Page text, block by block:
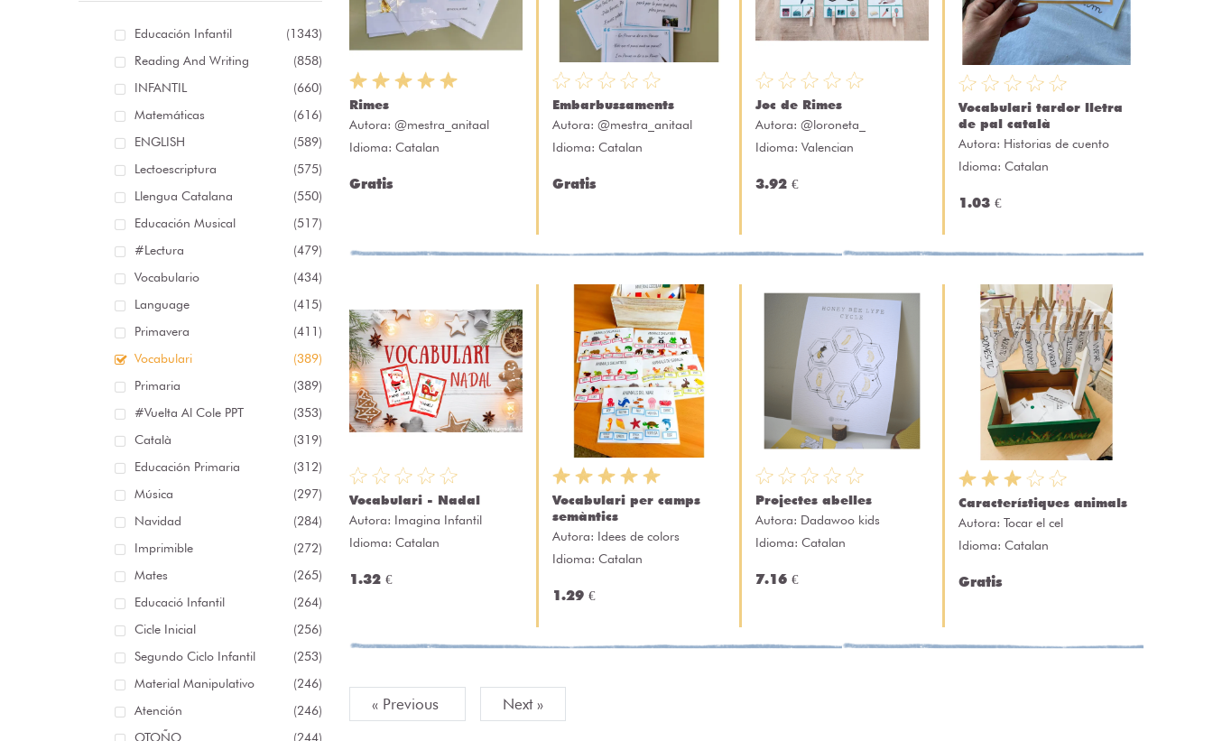
Educación Infantil
(1343)
Reading And Writing
(858)
INFANTIL
(660)
Matemáticas
(616)
ENGLISH
(589)
Lectoescriptura
(575)
Llengua Catalana
(550)
Educación Musical
(517)
#lectura
(479)
Vocabulario
(434)
Language
(415)
Primavera
(411)
Vocabulari
(389)
Primaria
(389)
#Vuelta Al Cole PPT
(353)
Català
(319)
Educación Primaria
(312)
Música
(297)
Navidad
(284)
Imprimible
(272)
Mates
(265)
Educació Infantil
(264)
Cicle Inicial
(256)
Segundo Ciclo Infantil
(253)
Material Manipulativo
(246)
Atención
(246)
OTOÑO
(244)
Rimes
Autora: @mestra_anitaal
Idioma: Catalan
Gratis
Embarbussaments
Autora: @mestra_anitaal
Idioma: Catalan
Gratis
Joc de Rimes
Autora: @loroneta_
Idioma: Valencian
3.92 €
Vocabulari tardor lletra
de pal català
Autora: Historias de cuento
Idioma: Catalan
1.03 €
Vocabulari - Nadal
Autora: Imagina Infantil
Idioma: Catalan
1.32 €
Vocabulari per camps
semàntics
Autora: Idees de colors
Idioma: Catalan
1.29 €
Projectes abelles
Autora: Dadawoo kids
Idioma: Catalan
7.16 €
Característiques animals
Autora: Tocar el cel
Idioma: Catalan
Gratis
« Previous Next »